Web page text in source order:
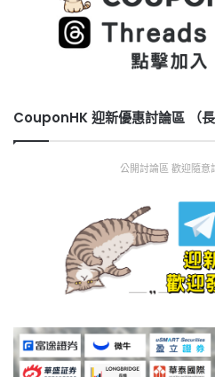
CouponHK 迎新優惠討論區 （長
公開討論區 歡迎隨意